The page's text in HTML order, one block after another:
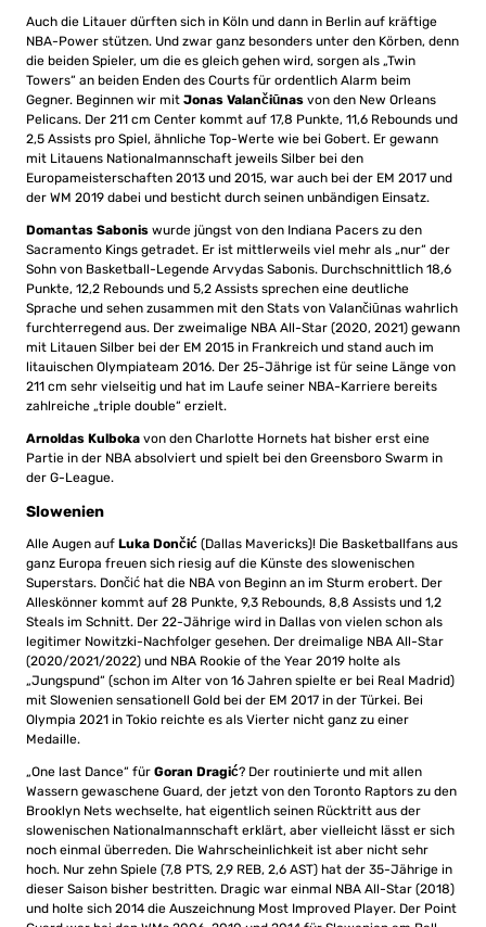
Auch die Litauer dürften sich in Köln und dann in Berlin auf kräftige
NBA-Power stützen. Und zwar ganz besonders unter den Körben, denn
die beiden Spieler, um die es gleich gehen wird, sorgen als „Twin
Towers“ an beiden Enden des Courts für ordentlich Alarm beim
Gegner. Beginnen wir mit Jonas Valančiūnas von den New Orleans
Pelicans. Der 211 cm Center kommt auf 17,8 Punkte, 11,6 Rebounds und
2,5 Assists pro Spiel, ähnliche Top-Werte wie bei Gobert. Er gewann
mit Litauens Nationalmannschaft jeweils Silber bei den
Europameisterschaften 2013 und 2015, war auch bei der EM 2017 und
der WM 2019 dabei und besticht durch seinen unbändigen Einsatz.
Domantas Sabonis wurde jüngst von den Indiana Pacers zu den
Sacramento Kings getradet. Er ist mittlerweils viel mehr als „nur“ der
Sohn von Basketball-Legende Arvydas Sabonis. Durchschnittlich 18,6
Punkte, 12,2 Rebounds und 5,2 Assists sprechen eine deutliche
Sprache und sehen zusammen mit den Stats von Valančiūnas wahrlich
furchterregend aus. Der zweimalige NBA All-Star (2020, 2021) gewann
mit Litauen Silber bei der EM 2015 in Frankreich und stand auch im
litauischen Olympiateam 2016. Der 25-Jährige ist für seine Länge von
211 cm sehr vielseitig und hat im Laufe seiner NBA-Karriere bereits
zahlreiche „triple double“ erzielt.
Arnoldas Kulboka von den Charlotte Hornets hat bisher erst eine
Partie in der NBA absolviert und spielt bei den Greensboro Swarm in
der G-League.
Slowenien
Alle Augen auf Luka Dončić (Dallas Mavericks)! Die Basketballfans aus
ganz Europa freuen sich riesig auf die Künste des slowenischen
Superstars. Dončić hat die NBA von Beginn an im Sturm erobert. Der
Alleskönner kommt auf 28 Punkte, 9,3 Rebounds, 8,8 Assists und 1,2
Steals im Schnitt. Der 22-Jährige wird in Dallas von vielen schon als
legitimer Nowitzki-Nachfolger gesehen. Der dreimalige NBA All-Star
(2020/2021/2022) und NBA Rookie of the Year 2019 holte als
„Jungspund“ (schon im Alter von 16 Jahren spielte er bei Real Madrid)
mit Slowenien sensationell Gold bei der EM 2017 in der Türkei. Bei
Olympia 2021 in Tokio reichte es als Vierter nicht ganz zu einer
Medaille.
„One last Dance“ für Goran Dragić? Der routinierte und mit allen
Wassern gewaschene Guard, der jetzt von den Toronto Raptors zu den
Brooklyn Nets wechselte, hat eigentlich seinen Rücktritt aus der
slowenischen Nationalmannschaft erklärt, aber vielleicht lässt er sich
noch einmal überreden. Die Wahrscheinlichkeit ist aber nicht sehr
hoch. Nur zehn Spiele (7,8 PTS, 2,9 REB, 2,6 AST) hat der 35-Jährige in
dieser Saison bisher bestritten. Dragic war einmal NBA All-Star (2018)
und holte sich 2014 die Auszeichnung Most Improved Player. Der Point